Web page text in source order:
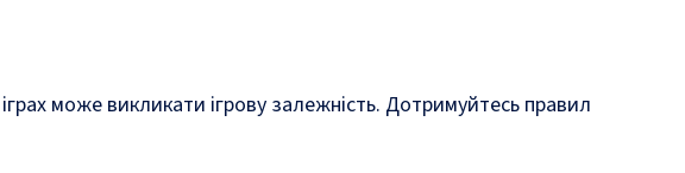
може викликати ігрову залежність. Дотримуйтесь правил